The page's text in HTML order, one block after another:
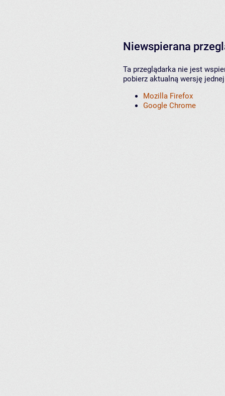
Niewspierana
Ta przeglądarka nie jest
pobierz aktualną wersję
Mozilla Firefox
Google Chrome